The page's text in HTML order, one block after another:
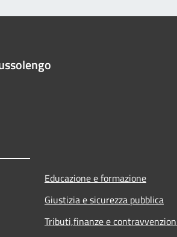
Educazione e formazione
Giustizia e sicurezza pubblica
Tributi,finanze e